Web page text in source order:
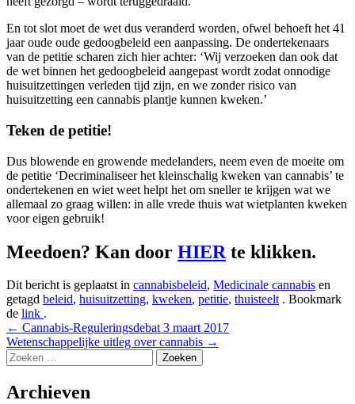
En tot slot moet de wet dus veranderd worden, ofwel behoeft het 41
jaar oude oude gedoogbeleid een aanpassing. De ondertekenaars
van de petitie scharen zich hier achter: ‘Wij verzoeken dan ook dat
de wet binnen het gedoogbeleid aangepast wordt zodat onnodige
huisuitzettingen verleden tijd zijn, en we zonder risico van
huisuitzetting een cannabis plantje kunnen kweken.’
Teken de petitie!
Dus blowende en growende medelanders, neem even de moeite om
de petitie ‘Decriminaliseer het kleinschalig kweken van cannabis’ te
ondertekenen en wiet weet helpt het om sneller te krijgen wat we
allemaal zo graag willen: in alle vrede thuis wat wietplanten kweken
voor eigen gebruik!
Meedoen? Kan door HIER te klikken.
Dit bericht is geplaatst in cannabisbeleid, Medicinale cannabis en
getagd beleid, huisuitzetting, kweken, petitie, thuisteelt. Bookmark
de link .
Berichtnavigatie
← Cannabis-Reguleringsdebat 3 maart 2017
Wetenschappelijke uitleg over cannabis →
Zoeken
naar:
Archieven